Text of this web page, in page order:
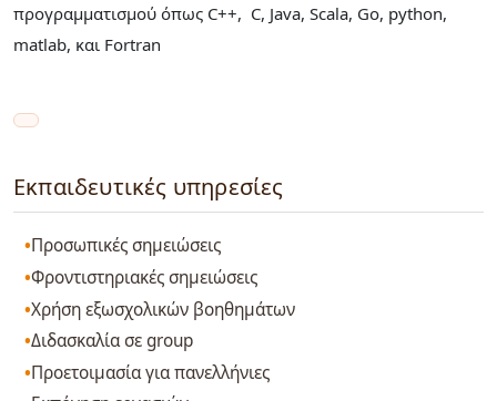
προγραμματισμού όπως C++, C, Java, Scala, Go, python,
matlab, και Fortran
Εκπαιδευτικές υπηρεσίες
Προσωπικές σημειώσεις
Φροντιστηριακές σημειώσεις
Χρήση εξωσχολικών βοηθημάτων
Διδασκαλία σε group
Προετοιμασία για πανελλήνιες